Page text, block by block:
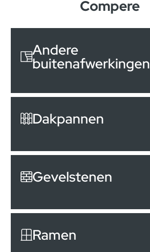
Compere
Andere
buitenafwerkingen
Dakpannen
Gevelstenen
Ramen